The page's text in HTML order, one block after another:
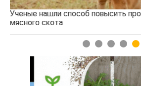
Ученые нашли способ повысить
мясного скота
1 2 3 4 5